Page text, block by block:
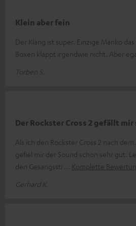
Klein aber fein
Der Klang ist super. Einzige Manko
Boxen klappt irgendwie nicht. Aber
Torben S.
Der Rockster Cross 2 gefällt mir
Als ich den Rockster Cross 2 nach
gefiel mir der Sound schon sehr gut.
den Gesangssti
Komplette
Gerhard K.